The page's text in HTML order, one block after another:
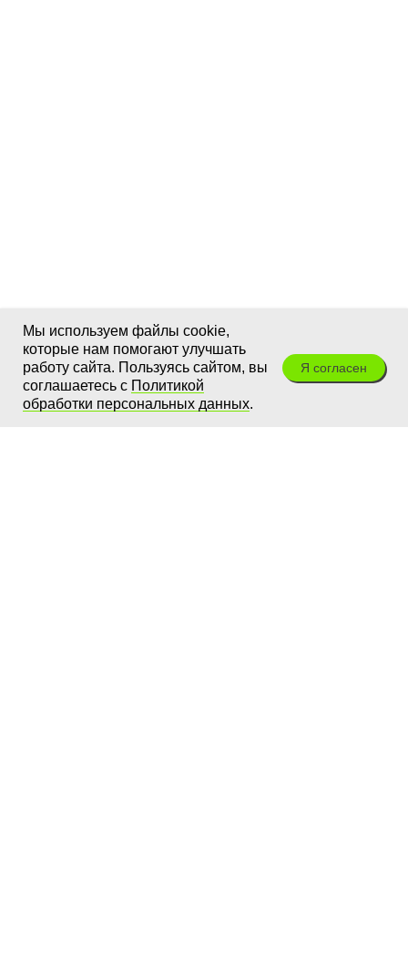
Мы используем файлы cookie,
которые нам помогают улучшать
работу сайта. Пользуясь сайтом, вы
соглашаетесь с Политикой
обработки персональных данных.
Я согласен